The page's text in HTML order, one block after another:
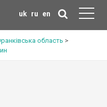
uk ru en
область >